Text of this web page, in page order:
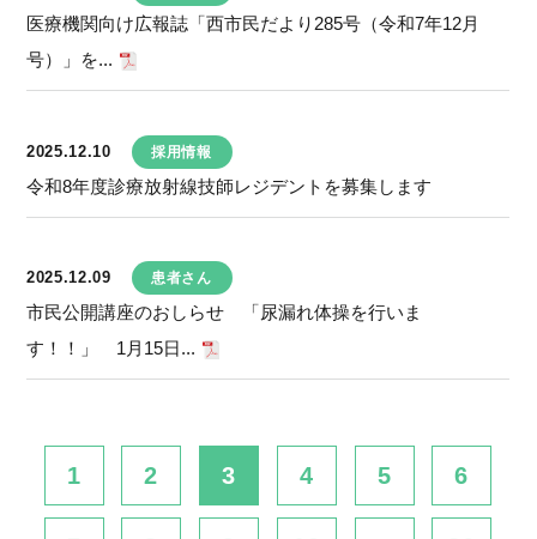
医療機関向け広報誌「西市民だより285号（令和7年12月
号）」を...
2025.12.10 採用情報
令和8年度診療放射線技師レジデントを募集します
2025.12.09 患者さん
市民公開講座のおしらせ 「尿漏れ体操を行いま
す！！」 1月15日...
1 2 3 4 5 6